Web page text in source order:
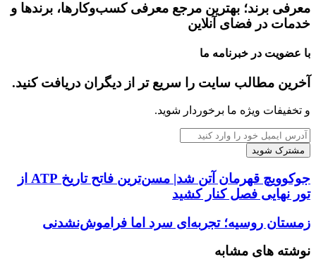
معرفی برند؛ بهترین مرجع معرفی کسب‌وکارها، برندها و
خدمات در فضای آنلاین
با عضویت در خبرنامه ما
آخرین مطالب سایت را سریع تر از دیگران دریافت کنید.
و تخفیفات ویژه ما برخوردار شوید.
آدرس
ایمیل
خود
را
وارد
کنید
جوکوویچ قهرمان آتن شد| مسن‌ترین فاتح تاریخ ATP از
تور نهایی فصل کنار کشید
زمستان روسیه؛ تجربه‌ای سرد اما فراموش‌نشدنی
نوشته های مشابه